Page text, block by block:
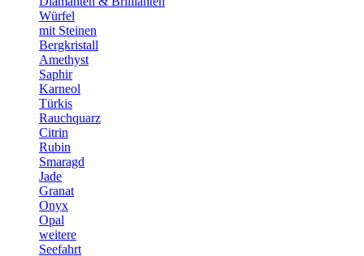
Würfel
mit Steinen
Bergkristall
Amethyst
Saphir
Karneol
Türkis
Rauchquarz
Citrin
Rubin
Smaragd
Jade
Granat
Onyx
Opal
weitere
Seefahrt